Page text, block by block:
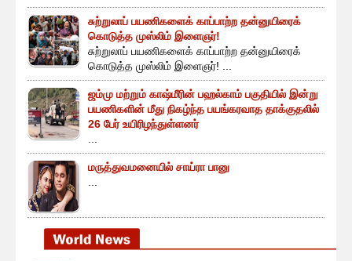
சுற்றுலாப் பயணிகளைக் காப்பாற்ற தன்னுயிரைக்
கொடுத்த முஸ்லிம் இளைஞர்!
சுற்றுலாப் பயணிகளைக் காப்பாற்ற தன்னுயிரைக்
கொடுத்த முஸ்லிம் இளைஞர்! ...
ஜம்மு மற்றும் காஷ்மீரின் பஹல்காம் பகுதியில் இன்று
பயணிகளின் மீது நிகழ்ந்த பயங்கரவாத தாக்குதலில்
26 பேர் உயிரிழந்துள்ளனர்
மருத்துவமனையில் சாய்ரா பானு